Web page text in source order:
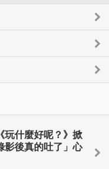
玩什麼好呢？》掀
影後真的吐了」心